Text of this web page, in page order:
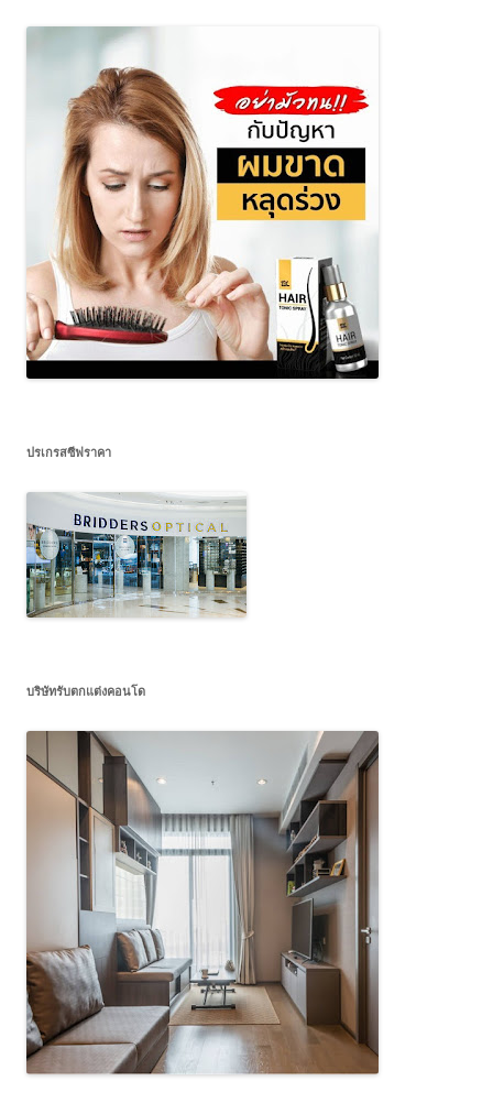
ปรเกรสซีฟราคา
บริษัทรับตกแต่งคอนโด